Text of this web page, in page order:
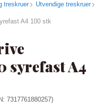
KUNDESERVICE
treskruer Utvendige treskruer
A4 100 stk
syrefast A4
7317761880257)